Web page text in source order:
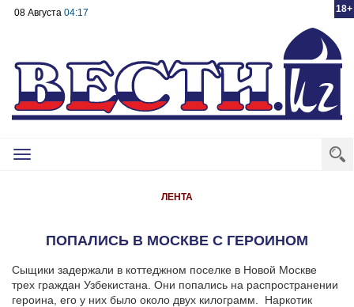
18+
08 Августа 04:17
Toggle
ЛЕНТА
ПОПАЛИСЬ В МОСКВЕ С ГЕРОИНОМ
Сыщики задержали в коттеджном поселке в Новой Москве
трех граждан Узбекистана. Они попались на распространении
героина, его у них было около двух килограмм. Наркотик